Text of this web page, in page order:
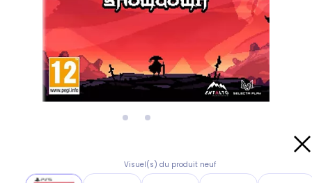
Visuel(s) du produit neuf